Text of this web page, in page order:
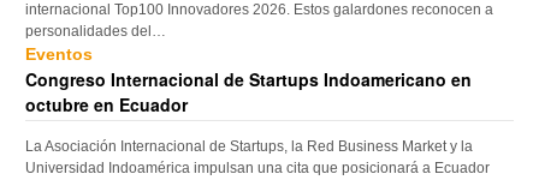
internacional Top100 Innovadores 2026. Estos galardones reconocen a
personalidades del…
Eventos
Congreso Internacional de Startups Indoamericano en
octubre en Ecuador
La Asociación Internacional de Startups, la Red Business Market y la
Universidad Indoamérica impulsan una cita que posicionará a Ecuador